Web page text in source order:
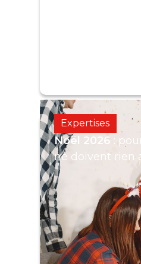
Expertises
Noël 2026 :
ne doivent rien